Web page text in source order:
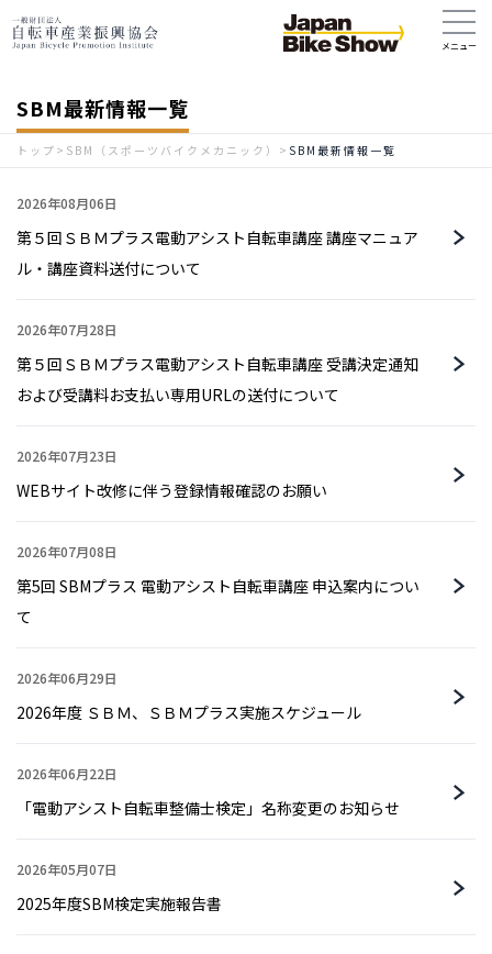
SBM最新情報一覧
トップ > SBM（スポーツバイクメカニック） > SBM最新情報一覧
2026年08月06日
第５回ＳＢＭプラス電動アシスト自転車講座 講座マニュア
ル・講座資料送付について
2026年07月28日
第５回ＳＢＭプラス電動アシスト自転車講座 受講決定通知
および受講料お支払い専用URLの送付について
2026年07月23日
WEBサイト改修に伴う登録情報確認のお願い
2026年07月08日
第5回 SBMプラス 電動アシスト自転車講座 申込案内につい
て
2026年06月29日
2026年度 ＳＢＭ、ＳＢＭプラス実施スケジュール
2026年06月22日
「電動アシスト自転車整備士検定」名称変更のお知らせ
2026年05月07日
2025年度SBM検定実施報告書